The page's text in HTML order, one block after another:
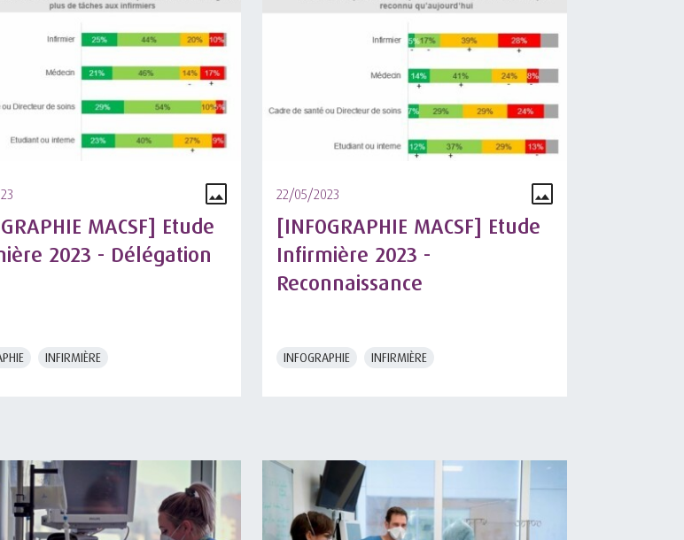
MACSF] Etude
2023 - Délégation
INFIRMIÈRE
22/05/2023
[INFOGRAPHIE MACSF] Etude
Infirmière 2023 -
Reconnaissance
INFOGRAPHIE INFIRMIÈRE